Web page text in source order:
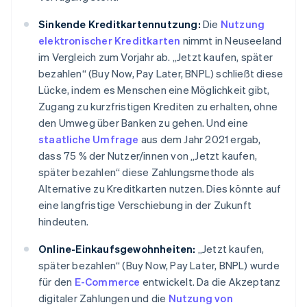
Sinkende Kreditkartennutzung: Die Nutzung
elektronischer Kreditkarten nimmt in Neuseeland
im Vergleich zum Vorjahr ab. „Jetzt kaufen, später
bezahlen“ (Buy Now, Pay Later, BNPL) schließt diese
Lücke, indem es Menschen eine Möglichkeit gibt,
Zugang zu kurzfristigen Krediten zu erhalten, ohne
den Umweg über Banken zu gehen. Und eine
staatliche Umfrage aus dem Jahr 2021 ergab,
dass 75 % der Nutzer/innen von „Jetzt kaufen,
später bezahlen“ diese Zahlungsmethode als
Alternative zu Kreditkarten nutzen. Dies könnte auf
eine langfristige Verschiebung in der Zukunft
hindeuten.
Online-Einkaufsgewohnheiten: „Jetzt kaufen,
später bezahlen“ (Buy Now, Pay Later, BNPL) wurde
für den E-Commerce entwickelt. Da die Akzeptanz
digitaler Zahlungen und die Nutzung von